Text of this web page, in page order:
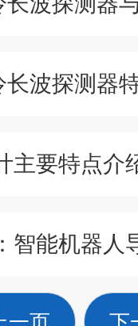
主要特点介